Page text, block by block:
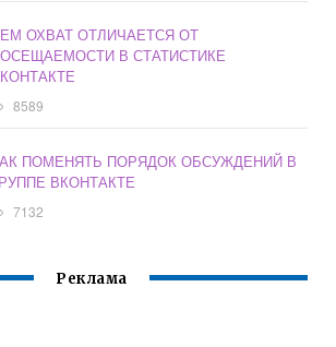
ОХВАТ ОТЛИЧАЕТСЯ ОТ
В СТАТИСТИКЕ
8589
ПОМЕНЯТЬ ПОРЯДОК ОБСУЖДЕНИЙ В
ВКОНТАКТЕ
7132
Реклама